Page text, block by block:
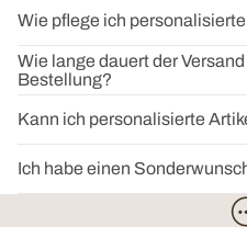
Wie pflege ich
Wie lange dauert der
Bestellung?
Kann ich personalisierte
Ich habe einen